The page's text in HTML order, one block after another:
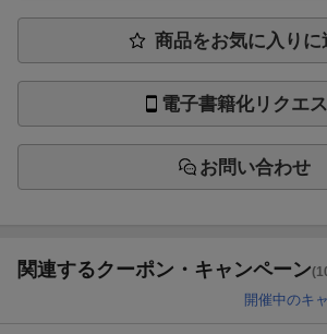
商品をお気に入りに
電子書籍化リクエ
お問い合わせ
関連するクーポン・キャンペーン
開催中のキ